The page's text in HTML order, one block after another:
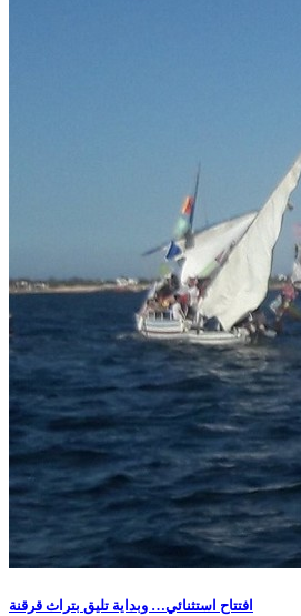
افتتاح استثنائي… وبداية تليق بتراث قرقنة